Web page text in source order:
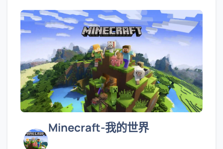
Minecraft-我的世界